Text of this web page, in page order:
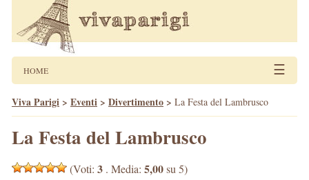
HOME ☰
Viva Parigi > Eventi > Divertimento > La Festa del Lambrusco
La Festa del Lambrusco
(Voti: 3 . Media: 5,00su 5)